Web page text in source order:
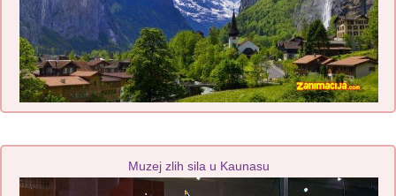
Muzej zlih sila u Kaunasu